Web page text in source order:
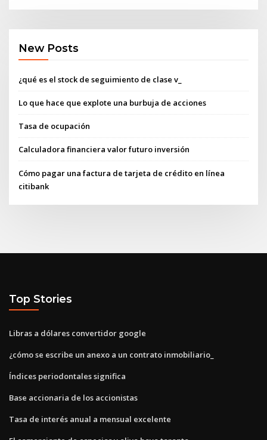
New Posts
¿qué es el stock de seguimiento de clase v_
Lo que hace que explote una burbuja de acciones
Tasa de ocupación
Calculadora financiera valor futuro inversión
Cómo pagar una factura de tarjeta de crédito en línea
citibank
Top Stories
Libras a dólares convertidor google
¿cómo se escribe un anexo a un contrato inmobiliario_
Índices periodontales significa
Base accionaria de los accionistas
Tasa de interés anual a mensual excelente